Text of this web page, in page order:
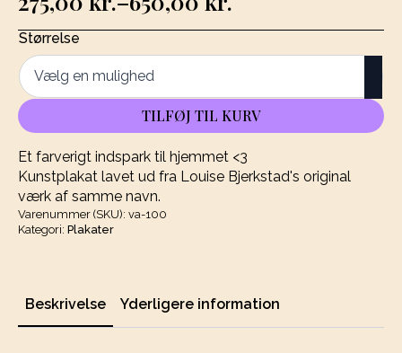
Prisinterval:
275,00 kr.
til
650,00 kr.
Størrelse
TILFØJ TIL KURV
Et farverigt indspark til hjemmet <3
Kunstplakat lavet ud fra Louise Bjerkstad's original
værk af samme navn.
Varenummer (SKU): va-100
Kategori: Plakater
Beskrivelse Yderligere information